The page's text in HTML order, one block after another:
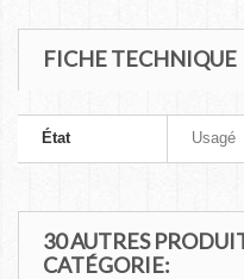
FICHE TECHNIQUE
État Usagé
30 AUTRES
CATÉGORIE: